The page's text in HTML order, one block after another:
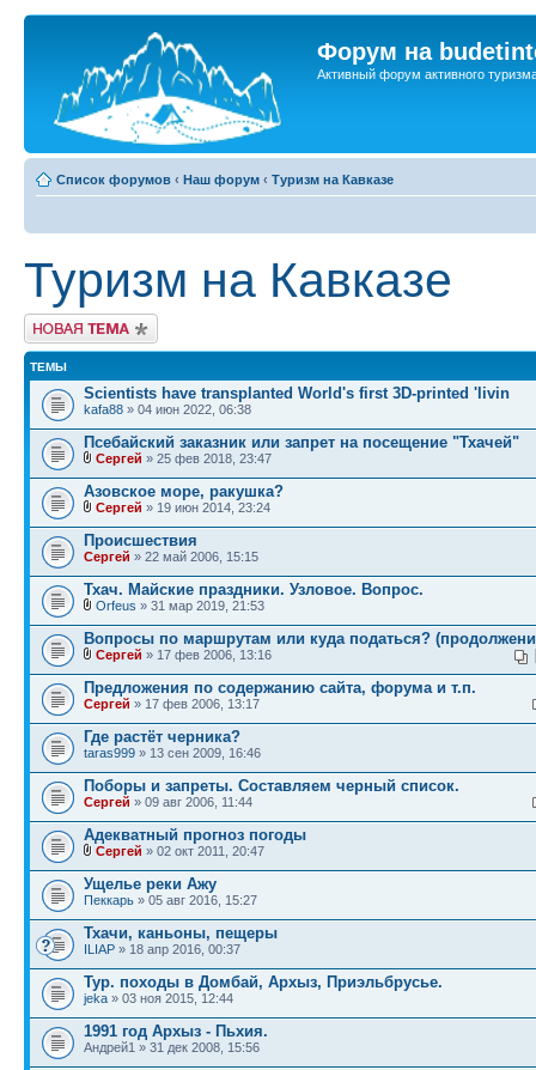
Форум на
Активный форум активного
Список форумов ‹ Наш форум ‹ Туризм на Кавказе
Туризм на Кавказе
Новая тема
ТЕМЫ
Scientists have transplanted World's first 3D-printed 'livin
kafa88 » 04 июн 2022, 06:38
Псебайский заказник или запрет на посещение "Тхачей"
Сергей » 25 фев 2018, 23:47
Азовское море, ракушка?
Сергей » 19 июн 2014, 23:24
Происшествия
Сергей » 22 май 2006, 15:15
Тхач. Майские праздники. Узловое. Вопрос.
Orfeus » 31 мар 2019, 21:53
Вопросы по маршрутам или куда податься?
Сергей » 17 фев 2006, 13:16
Предложения по содержанию сайта, форума и т.п.
Сергей » 17 фев 2006, 13:17
Где растёт черника?
taras999 » 13 сен 2009, 16:46
Поборы и запреты. Составляем черный список.
Сергей » 09 авг 2006, 11:44
Адекватный прогноз погоды
Сергей » 02 окт 2011, 20:47
Ущелье реки Ажу
Пеккарь » 05 авг 2016, 15:27
Тхачи, каньоны, пещеры
ILIAP » 18 апр 2016, 00:37
Тур. походы в Домбай, Архыз, Приэльбрусье.
jeka » 03 ноя 2015, 12:44
1991 год Архыз - Пьхия.
Андрей1 » 31 дек 2008, 15:56